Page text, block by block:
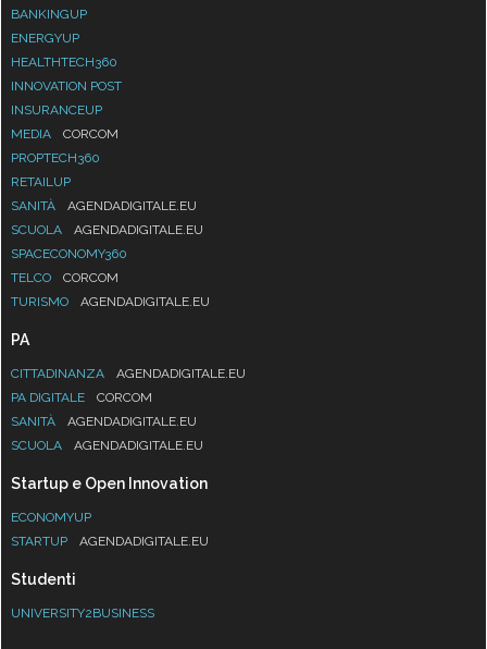
BANKINGUP
ENERGYUP
HEALTHTECH360
INNOVATION POST
INSURANCEUP
MEDIA
CORCOM
PROPTECH360
RETAILUP
SANITÀ
AGENDADIGITALE.EU
SCUOLA
AGENDADIGITALE.EU
SPACECONOMY360
TELCO
CORCOM
TURISMO
AGENDADIGITALE.EU
PA
CITTADINANZA
AGENDADIGITALE.EU
PA DIGITALE
CORCOM
SANITÀ
AGENDADIGITALE.EU
SCUOLA
AGENDADIGITALE.EU
Startup e Open Innovation
ECONOMYUP
STARTUP
AGENDADIGITALE.EU
Studenti
UNIVERSITY2BUSINESS